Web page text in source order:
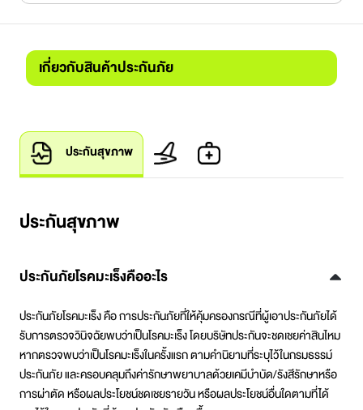
เกี่ยวกับสินค้าประกันภัย
ประกันสุขภาพ
ประกันสุขภาพ
ประกันภัยโรคมะเร็งคืออะไร
ประกันภัยโรคมะเร็ง คือ การประกันภัยที่ให้คุ้มครองกรณีที่ผู้เอาประกันภัยได้
รับการตรวจวินิจฉัยพบว่าเป็นโรคมะเร็ง โดยบริษัทประกันจะชดเชยค่าสินไหม
หากตรวจพบว่าเป็นโรคมะเร็งในครั้งแรก ตามคำนิยามที่ระบุไว้ในกรมธรรม์
ประกันภัย และครอบคลุมถึงค่ารักษาพยาบาลด้วยเคมีบำบัด/รังสีรักษาหรือ
การผ่าตัด หรือผลประโยชน์ชดเชยรายวัน หรือผลประโยชน์อื่นใดตามที่ได้